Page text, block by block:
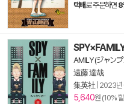
택배로 주문하면 8
AMILY (ジャン
遠藤 達哉
集英社 2023년
5,640원 (10%